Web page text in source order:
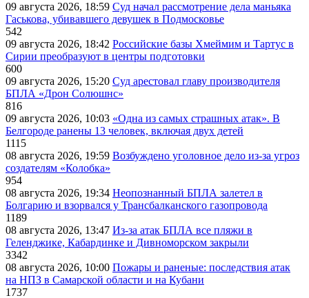
09 августа 2026, 18:59 Суд начал рассмотрение дела маньяка
Гаськова, убивавшего девушек в Подмосковье
542
09 августа 2026, 18:42 Российские базы Хмеймим и Тартус в
Сирии преобразуют в центры подготовки
600
09 августа 2026, 15:20 Суд арестовал главу производителя
БПЛА «Дрон Солюшнс»
816
09 августа 2026, 10:03 «Одна из самых страшных атак». В
Белгороде ранены 13 человек, включая двух детей
1115
08 августа 2026, 19:59 Возбуждено уголовное дело из-за угроз
создателям «Колобка»
954
08 августа 2026, 19:34 Неопознанный БПЛА залетел в
Болгарию и взорвался у Трансбалканского газопровода
1189
08 августа 2026, 13:47 Из-за атак БПЛА все пляжи в
Геленджике, Кабардинке и Дивноморском закрыли
3342
08 августа 2026, 10:00 Пожары и раненые: последствия атак
на НПЗ в Самарской области и на Кубани
1737